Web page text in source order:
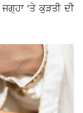
‘ਤੇ ਕੁੜਤੀ ਦੀ